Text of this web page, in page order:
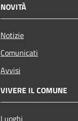
NOVITÀ
Notizie
Comunicati
Avvisi
VIVERE IL COMUNE
Luoghi